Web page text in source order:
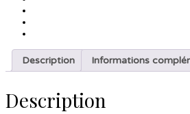
Description Informations
Description